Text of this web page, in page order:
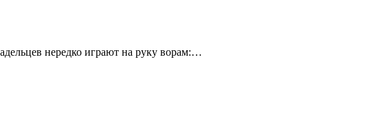
нередко играют на руку ворам:…